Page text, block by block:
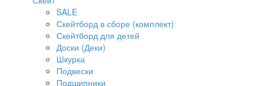
SALE
Скейтборд в сборе (комплект)
Скейтборд для детей
Доски (Деки)
Шкурка
Подвески
Подшипники